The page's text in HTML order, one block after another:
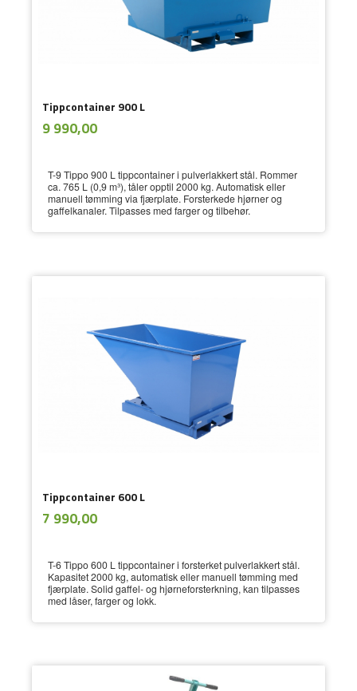
Tippcontainer 900 L
Pris
9 990,00mva.
T-9 Tippo 900 L tippcontainer i pulverlakkert stål. Rommer
ca. 765 L (0,9 m³), tåler opptil 2000 kg. Automatisk eller
manuell tømming via fjærplate. Forsterkede hjørner og
gaffelkanaler. Tilpasses med farger og tilbehør.
Tippcontainer 600 L
Pris
7 990,00mva.
T-6 Tippo 600 L tippcontainer i forsterket pulver­lakkert stål.
Kapasitet 2000 kg, automatisk eller manuell tømming med
fjærplate. Solid gaffel- og hjørneforsterkning, kan tilpasses
med låser, farger og lokk.